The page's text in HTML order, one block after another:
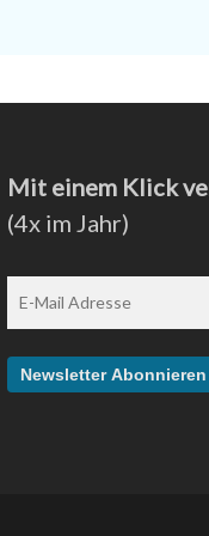
Mit einem Klick
(4x im Jahr)